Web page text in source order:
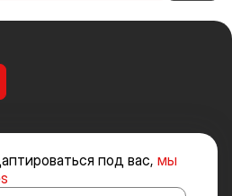
под вас, мы
и иных товаров и услуг, не
исключительно информационный